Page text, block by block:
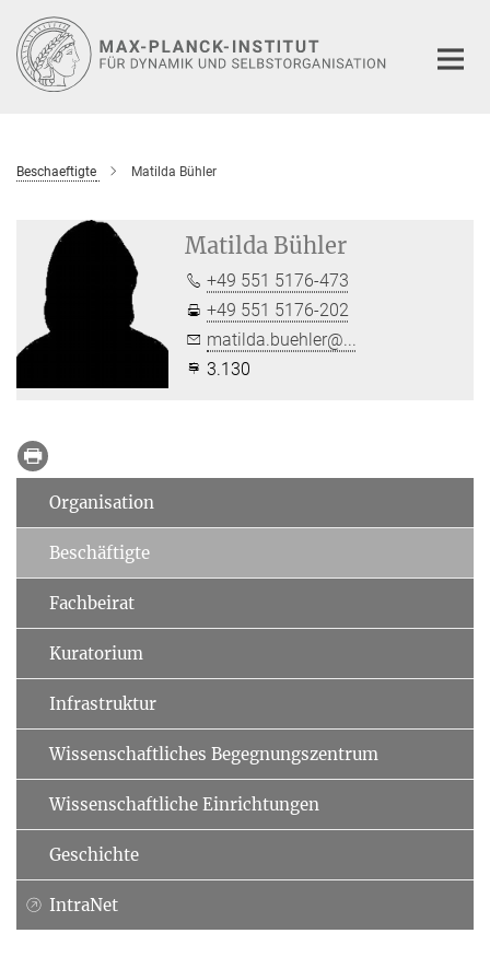
Hauptinhalt
Beschaeftigte Matilda Bühler
Matilda Bühler
+49 551 5176-473
+49 551 5176-202
matilda.buehler@...
3.130
Organisation
Beschäftigte
Fachbeirat
Kuratorium
Infrastruktur
Wissenschaftliches Begegnungszentrum
Wissenschaftliche Einrichtungen
Geschichte
IntraNet